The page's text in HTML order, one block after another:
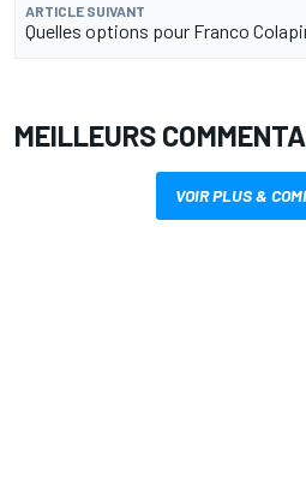
ARTICLE SUIVANT
Quelles options pour Franco
MEILLEURS
VOIR PLUS &